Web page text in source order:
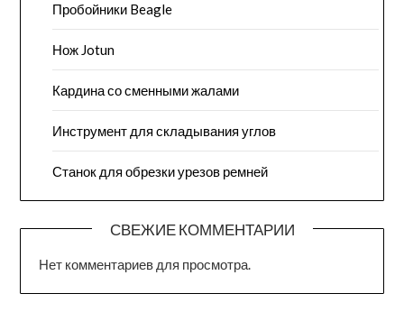
Пробойники Beagle
Нож Jotun
Кардина со сменными жалами
Инструмент для складывания углов
Станок для обрезки урезов ремней
СВЕЖИЕ КОММЕНТАРИИ
Нет комментариев для просмотра.